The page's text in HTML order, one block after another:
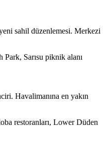
sahil düzenlemesi. Merkezi
Sarısu piknik alanı
Havalimanına en yakın
restoranları, Lower Düden